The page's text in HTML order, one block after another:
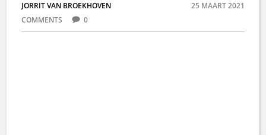
JORRIT VAN BROEKHOVEN
25 MAART 2021
COMMENTS
0